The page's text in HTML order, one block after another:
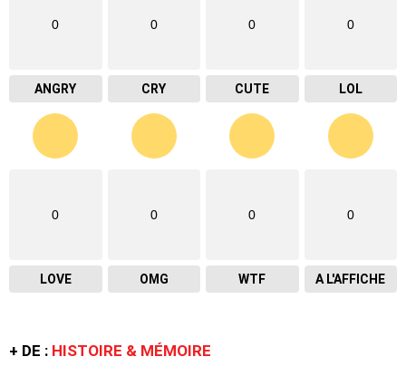
0
ANGRY
0
CRY
0
CUTE
0
LOL
0
LOVE
0
OMG
0
WTF
0
A L'AFFICHE
+ DE : HISTOIRE & MÉMOIRE